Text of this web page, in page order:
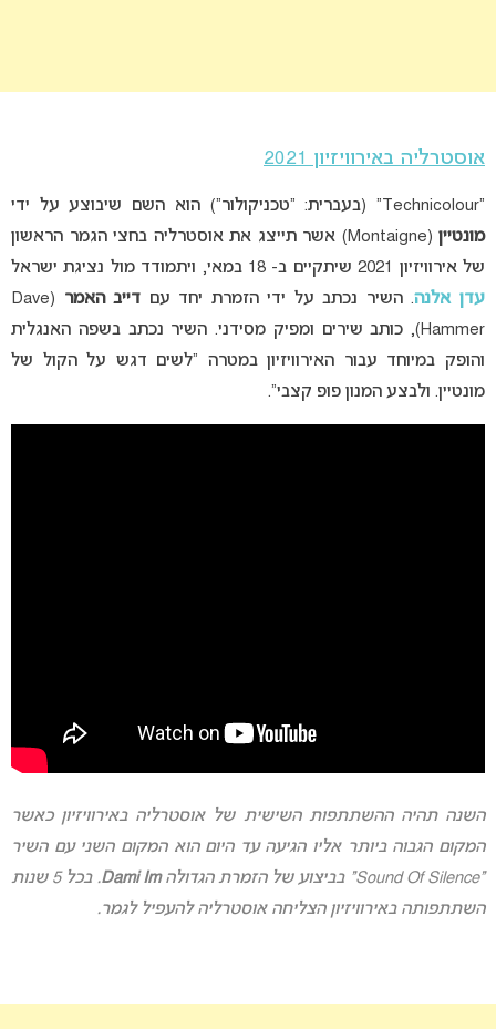
אוסטרליה באירוויזיון 2021
“Technicolour” (בעברית: “טכניקולור”) הוא השם
שיבוצע על ידי
מונטיין (Montaigne) אשר תייצג את אוסטרליה
בחצי הגמר הראשון
של אירוויזיון 2021 שיתקיים ב- 18 במאי, ויתמודד מול נציגת ישראל
עדן אלנה. השיר נכתב על ידי הזמרת יחד עם דייב האמר
(Dave
Hammer),
כותב שירים ומפיק מסידני. השיר נכתב בשפה האנגלית
והופק במיוחד עבור האירוויזיון במטרה “לשים דגש על הקול של
מונטיין. ולבצע המנון פופ קצבי”.
השנה תהיה ההשתתפות השישית של אוסטרליה באירוויזיון כאשר
המקום הגבוה ביותר אליו הגיעה עד היום הוא המקום השני עם השיר
“Sound Of Silence” בביצוע של הזמרת הגדולה
Dami Im
. בכל 5 שנות
השתתפותה באירוויזיון הצליחה אוסטרליה להעפיל לגמר.